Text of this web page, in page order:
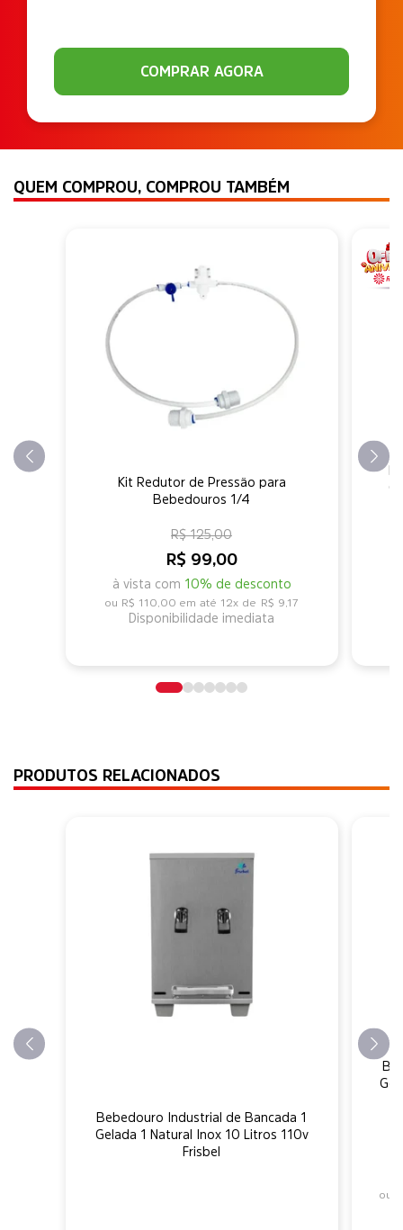
COMPRAR AGORA
QUEM COMPROU, COMPROU TAMBÉM
Kit Redutor de Pressão para
Bebedouros 1/4
R$ 99,00
à vista com 10% de desconto
R$ 125,00
R$ 110,00 12x de R$ 9,17
Disponibilidade imediata
PRODUTOS RELACIONADOS
Bebedouro Industrial de Bancada 1
Gelada 1 Natural Inox 10 Litros 110v
Frisbel